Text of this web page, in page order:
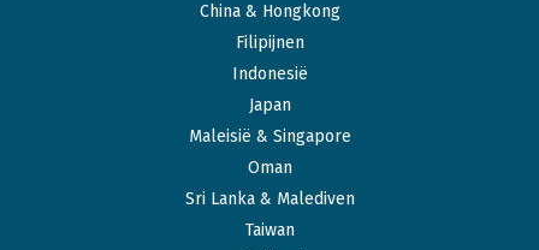
China & Hongkong
Filipijnen
Indonesië
Japan
Maleisië & Singapore
Oman
Sri Lanka & Malediven
Taiwan